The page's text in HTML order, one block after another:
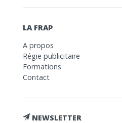
LA FRAP
A propos
Régie publicitaire
Formations
Contact
NEWSLETTER